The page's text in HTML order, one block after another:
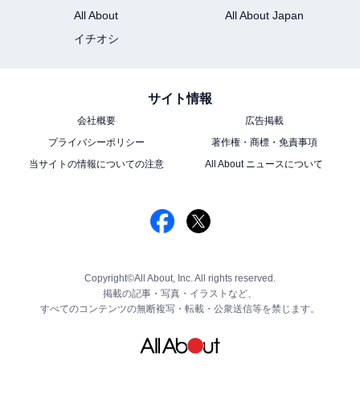
All About
All About Japan
イチオシ
サイト情報
会社概要
広告掲載
プライバシーポリシー
著作権・商標・免責事項
当サイトの情報についての注意
All About ニュースについて
Copyright©All About, Inc. All rights reserved.
掲載の記事・写真・イラストなど、
すべてのコンテンツの無断複写・転載・公衆送信等を禁じます。